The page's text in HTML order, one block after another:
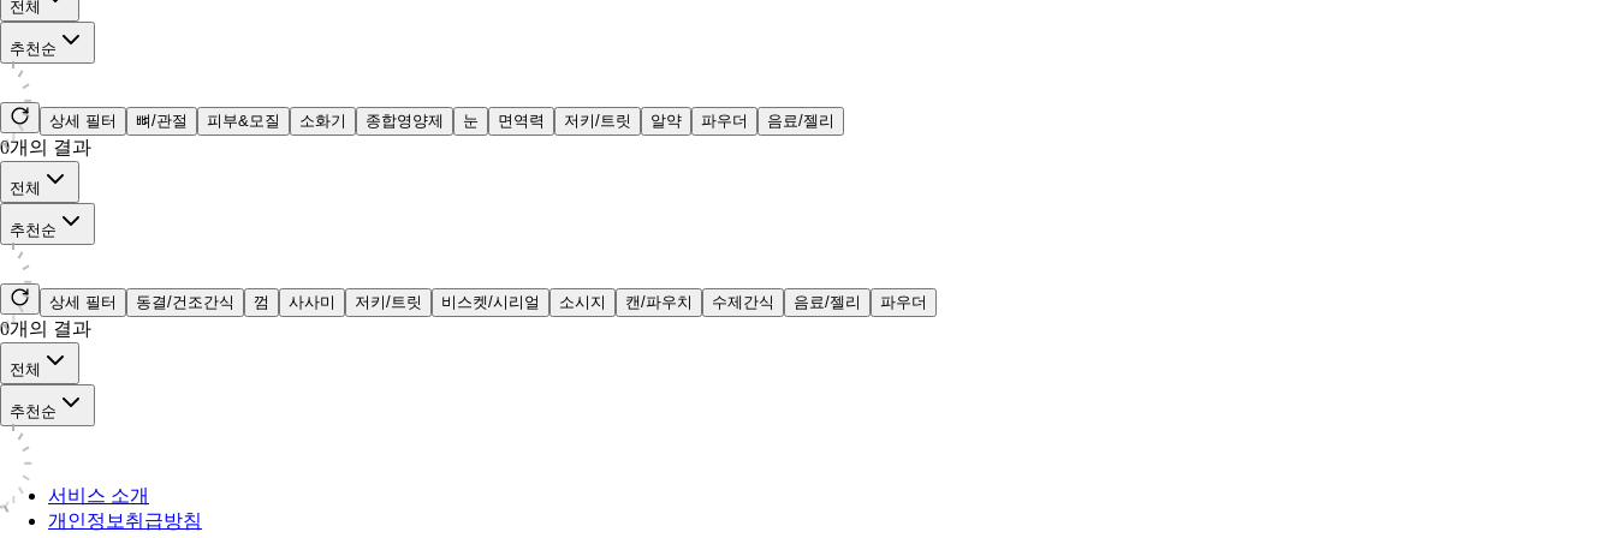
전체
추천순
상세 필터 뼈/관절 피부&모질 소화기 종합영양제 눈 면역력 저키/트릿 알약 파우더 음료/젤리
0개의 결과
전체
추천순
상세 필터 동결/건조간식 껌 사사미 저키/트릿 비스켓/시리얼 소시지 캔/파우치 수제간식 음료/젤리 파우더
0개의 결과
전체
추천순
서비스 소개
개인정보취급방침